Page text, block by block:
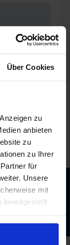
Über Cookies
zu
anbieten
zu
zu Ihrer
für
Unsere
mit
bereitgestellt
Nova